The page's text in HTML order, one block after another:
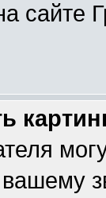
сайте
вашему